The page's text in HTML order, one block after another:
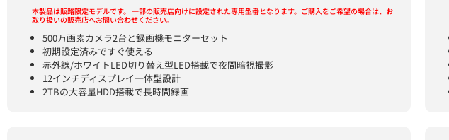
本製品は販路限定モデルです。 一部の販売店向けに設定された専用型番となります。ご購入をご希望の場合は、お
取り扱いの販売店へお問い合わせください。
500万画素カメラ2台と録画機モニターセット
初期設定済みですぐ使える
赤外線/ホワイトLED切り替え型LED搭載で夜間暗視撮影
12インチディスプレイ一体型設計
2TBの大容量HDD搭載で長時間録画